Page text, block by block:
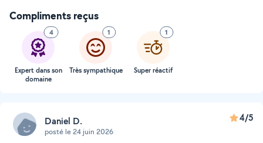
Compliments reçus
4
Expert dans son
domaine
1
Très sympathique
1
Super réactif
Daniel D.
posté le 24 juin 2026
4/5